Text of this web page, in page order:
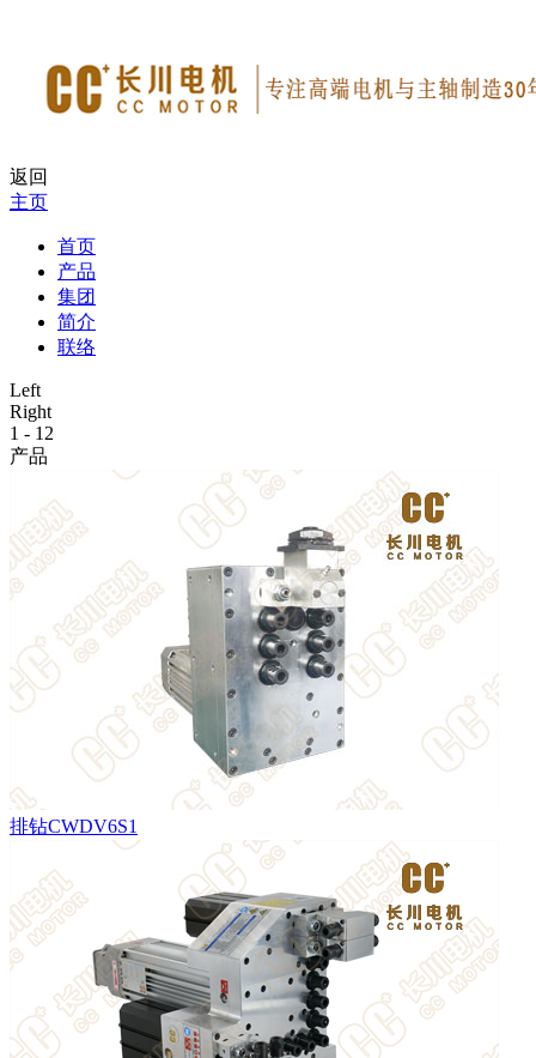
返回
主页
首页
产品
集团
简介
联络
Left
Right
1 - 12
产品
排钻CWDV6S1